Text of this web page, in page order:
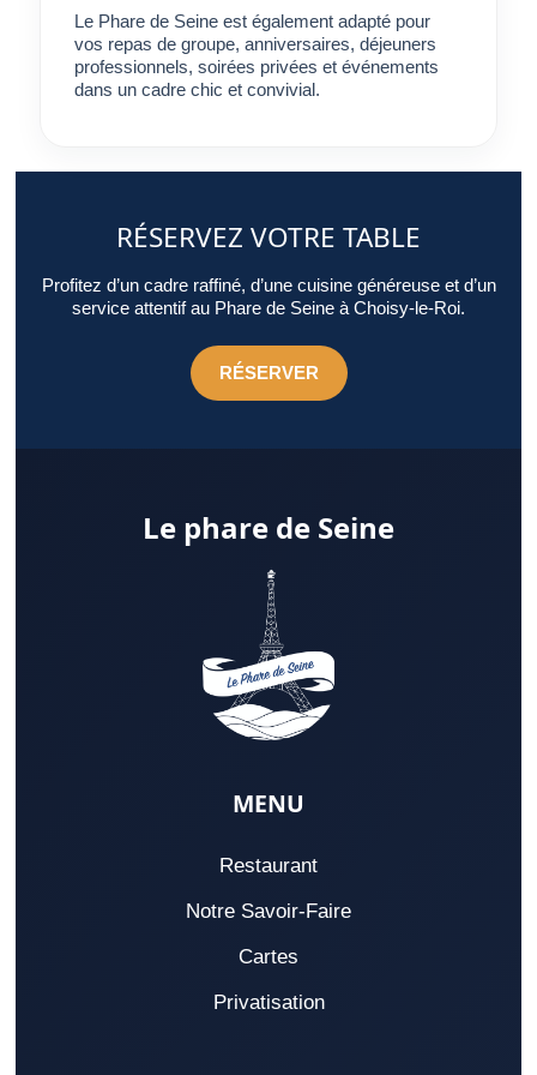
Le Phare de Seine est également adapté pour
vos repas de groupe, anniversaires, déjeuners
professionnels, soirées privées et événements
dans un cadre chic et convivial.
RÉSERVEZ VOTRE TABLE
Profitez d’un cadre raffiné, d’une cuisine généreuse et d’un
service attentif au Phare de Seine à Choisy-le-Roi.
RÉSERVER
Le phare de Seine
MENU
Restaurant
Notre Savoir-Faire
Cartes
Privatisation